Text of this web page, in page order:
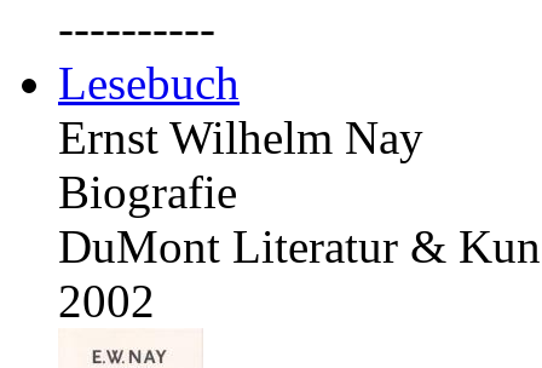
----------
Lesebuch
Ernst Wilhelm Nay
Biografie
DuMont Literatur &
2002